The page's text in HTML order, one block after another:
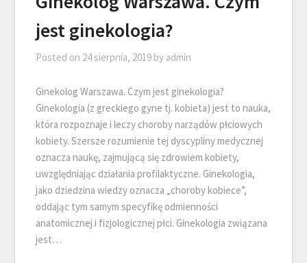
jest ginekologia?
Posted on 24 sierpnia, 2019 by admin
Ginekolog Warszawa. Czym jest ginekologia?
Ginekologia (z greckiego gyne tj. kobieta) jest to nauka,
która rozpoznaje i leczy choroby narządów płciowych
kobiety. Szersze rozumienie tej dyscypliny medycznej
oznacza naukę, zajmującą się zdrowiem kobiety,
uwzględniając działania profilaktyczne. Ginekologia,
jako dziedzina wiedzy oznacza „choroby kobiece”,
oddając tym samym specyfikę odmienności
anatomicznej i fizjologicznej płci. Ginekologia związana
jest…